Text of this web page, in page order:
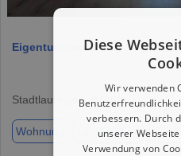
Eigentumswohnung
Stadtlauringen, 97488
Wohnung ca. 86,00 m²
Diese
Wir verwenden
verbessern. Durch
unserer
Verwendung von